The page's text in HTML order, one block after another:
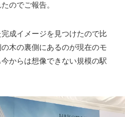
のでご報告。
成イメージを見つけたので比
木の裏側にあるのが現在のモ
からは想像できない規模の駅